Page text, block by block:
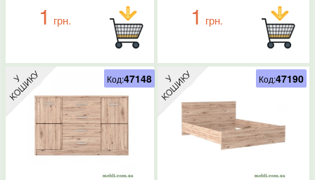
1 грн. 1 грн.
Код:47148 Код:47190